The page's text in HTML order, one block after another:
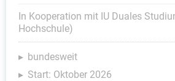
In Kooperation mit IU Duales
Hochschule)
bundesweit
Start: Oktober 2026